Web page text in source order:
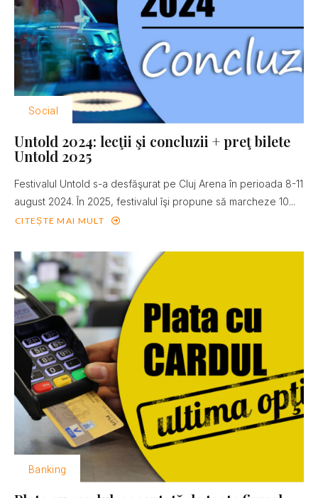
Social
Untold 2024: lecţii şi concluzii + preţ bilete
Untold 2025
Festivalul Untold s-a desfăşurat pe Cluj Arena în perioada 8-11
august 2024. În 2025, festivalul îşi propune să marcheze 10...
CITEȘTE MAI MULT
Banking